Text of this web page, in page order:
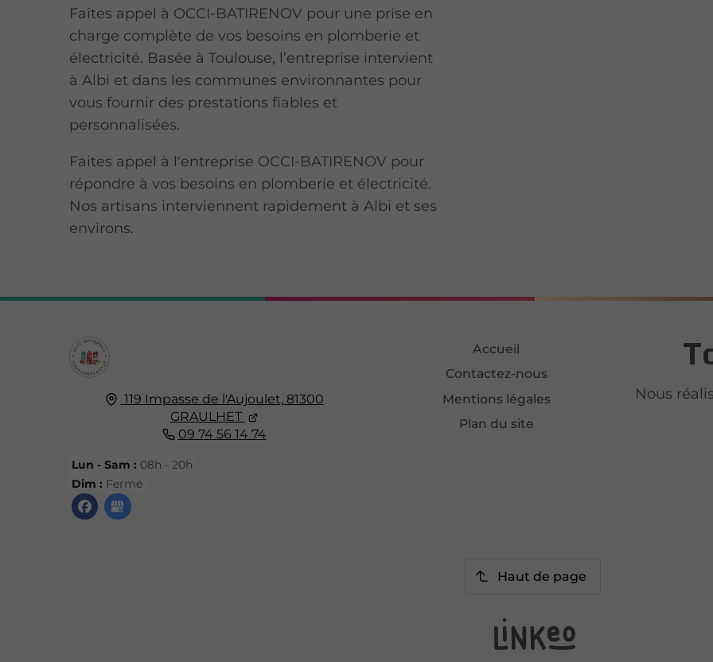
Faites appel à OCCI-BATIRENOV pour une prise en
charge complète de vos besoins en plomberie et
électricité. Basée à Toulouse, l’entreprise intervient
à Albi et dans les communes environnantes pour
vous fournir des prestations fiables et
personnalisées.
Faites appel à l'entreprise OCCI-BATIRENOV pour
répondre à vos besoins en plomberie et électricité.
Nos artisans interviennent rapidement à Albi et ses
environs.
119 Impasse de l'Aujoulet, 81300
GRAULHET
09 74 56 14 74
Lun - Sam : 08h - 20h
Dim : Fermé
Accueil
Contactez-nous
Mentions légales
Plan du site
Nous
Haut de page